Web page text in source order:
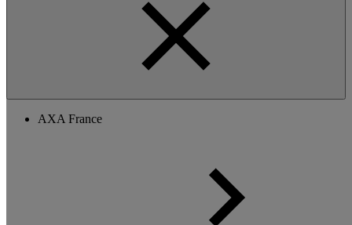
AXA France